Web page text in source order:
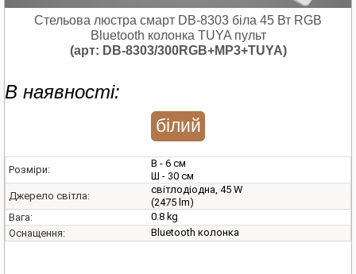
Стельова люстра смарт DB-8303 біла 45 Вт RGB
Bluetooth колонка TUYA пульт
(арт: DB-8303/300RGB+MP3+TUYA)
В наявності:
білий
Розміри:
В - 6 см
Ш - 30 см
Джерело світла:
світлодіодна, 45 W
(2475 lm)
Вага:
0.8 kg
Оснащення:
Bluetooth колонка